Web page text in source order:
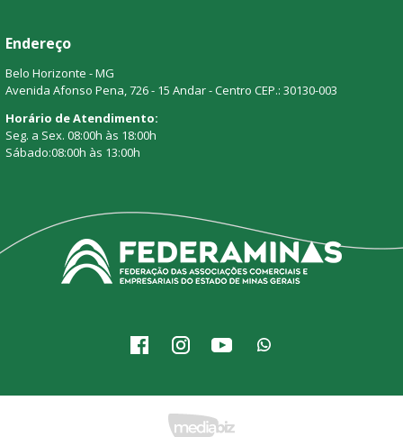
Endereço
Belo Horizonte - MG
Avenida Afonso Pena, 726 - 15 Andar - Centro CEP.: 30130-003
Horário de Atendimento:
Seg. a Sex. 08:00h às 18:00h
Sábado:08:00h às 13:00h